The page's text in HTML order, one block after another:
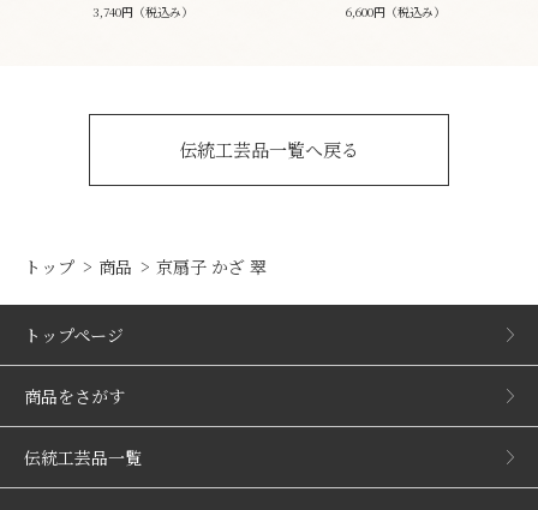
3,740円（税込み） 6,600円（税込み）
伝統工芸品一覧へ戻る
トップ 商品 京扇子 かざ 翠
トップページ
商品をさがす
伝統工芸品一覧